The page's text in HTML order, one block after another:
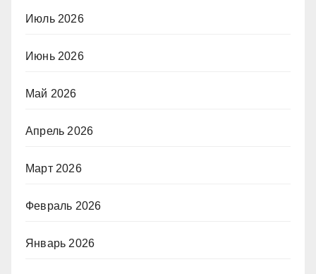
Июль 2026
Июнь 2026
Май 2026
Апрель 2026
Март 2026
Февраль 2026
Январь 2026